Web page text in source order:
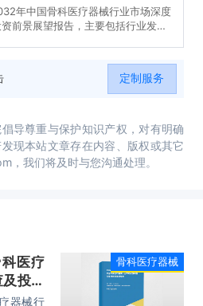
年中国骨科医疗器械行业市场深度
前景展望报告，主要包括行业发展
定制服务
导尊重与保护知识产权，对有明确
现本站文章存在内容、版权或其它
，我们将及时与您沟通处理。
医疗
投资
器械行
骨科医疗器械